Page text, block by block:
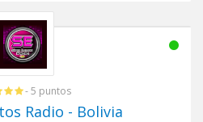
- 5 puntos
Radio - Bolivia